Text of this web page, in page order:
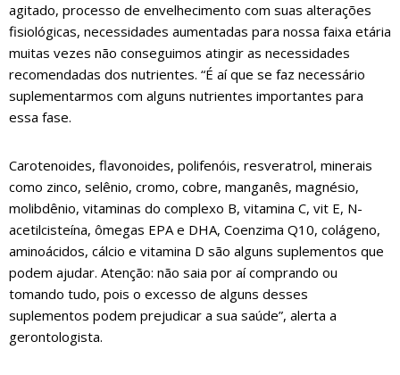
agitado, processo de envelhecimento com suas alterações
fisiológicas, necessidades aumentadas para nossa faixa etária
muitas vezes não conseguimos atingir as necessidades
recomendadas dos nutrientes. “É aí que se faz necessário
suplementarmos com alguns nutrientes importantes para
essa fase.
Carotenoides, flavonoides, polifenóis, resveratrol, minerais
como zinco, selênio, cromo, cobre, manganês, magnésio,
molibdênio, vitaminas do complexo B, vitamina C, vit E, N-
acetilcisteína, ômegas EPA e DHA, Coenzima Q10, colágeno,
aminoácidos, cálcio e vitamina D são alguns suplementos que
podem ajudar. Atenção: não saia por aí comprando ou
tomando tudo, pois o excesso de alguns desses
suplementos podem prejudicar a sua saúde”, alerta a
gerontologista.